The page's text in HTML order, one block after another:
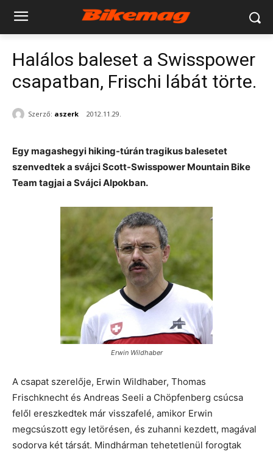
Halálos baleset a Swisspower
csapatban, Frischi lábát törte.
Szerző: aszerk 2012.11.29.
Egy magashegyi hiking-túrán tragikus balesetet
szenvedtek a svájci Scott-Swisspower Mountain Bike
Team tagjai a Svájci Alpokban.
Erwin Wildhaber
A csapat szerelője, Erwin Wildhaber, Thomas
Frischknecht és Andreas Seeli a Chöpfenberg csúcsa
felől ereszkedtek már visszafelé, amikor Erwin
megcsúszott egy letörésen, és zuhanni kezdett, magával
sodorva két társát. Mindhárman tehetetlenül forogtak